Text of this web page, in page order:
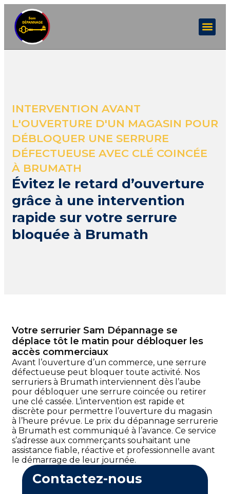
INTERVENTION AVANT
L'OUVERTURE D'UN MAGASIN POUR
DÉBLOQUER UNE SERRURE
DÉFECTUEUSE AVEC CLÉ COINCÉE
À BRUMATH
Évitez le retard d’ouverture
grâce à une intervention
rapide sur votre serrure
bloquée à Brumath
Votre serrurier Sam Dépannage se
déplace tôt le matin pour débloquer les
accès commerciaux
Avant l’ouverture d’un commerce, une serrure
défectueuse peut bloquer toute activité. Nos
serruriers à Brumath interviennent dès l’aube
pour débloquer une serrure coincée ou retirer
une clé cassée. L’intervention est rapide et
discrète pour permettre l’ouverture du magasin
à l’heure prévue. Le prix du dépannage serrurerie
à Brumath est communiqué à l’avance. Ce service
s’adresse aux commerçants souhaitant une
assistance fiable, réactive et professionnelle avant
le démarrage de leur journée.
Contactez-nous